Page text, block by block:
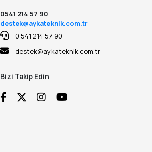
0541 214 57 90
destek@aykateknik.com.tr
0 541 214 57 90
destek@aykateknik.com.tr
Bizi Takip Edin